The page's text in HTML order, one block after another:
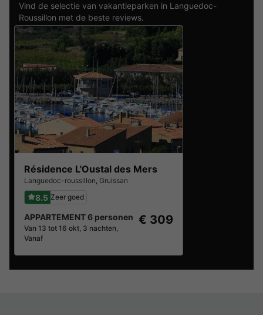
Vind de selectie van vakantieparken in Languedoc-
Roussillon met de beste reviews.
Résidence L'Oustal des Mers
Languedoc-roussillon, Gruissan
8.5 Zeer goed
APPARTEMENT 6 personen
Van 13 tot 16 okt, 3 nachten,
Vanaf
€ 309